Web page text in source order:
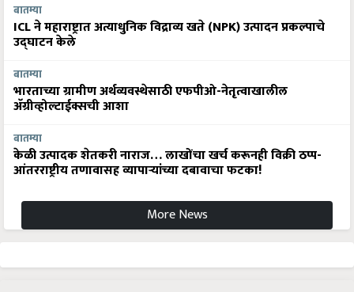
बातम्या
ICL ने महाराष्ट्रात अत्याधुनिक विद्राव्य खते (NPK) उत्पादन प्रकल्पाचे
उद्घाटन केले
बातम्या
भारताच्या ग्रामीण अर्थव्यवस्थेसाठी एफपीओ-नेतृत्वाखालील
अ‍ॅग्रीव्होल्टाईक्सची आशा
बातम्या
केळी उत्पादक शेतकरी नाराज… लाखोंचा खर्च करूनही विक्री ठप्प-
आंतरराष्ट्रीय तणावासह व्यापाऱ्यांच्या दबावाचा फटका!
More News